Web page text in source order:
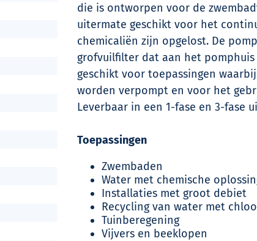
die is ontworpen voor de
uitermate geschikt voor het
chemicaliën zijn opgelost. De
grofvuilfilter dat aan het pomphuis
geschikt voor toepassingen
worden verpompt en voor het
Leverbaar in een 1-fase en 3-fase
Toepassingen
Zwembaden
Water met chemische
Installaties met groot debiet
Recycling van water met
Tuinberegening
Vijvers en beeklopen